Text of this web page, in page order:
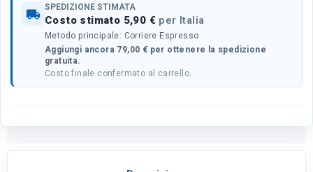
local_shipping SPEDIZIONE STIMATA
Costo stimato 5,90 € per Italia
Metodo principale: Corriere Espresso
Aggiungi ancora 79,00 € per ottenere la spedizione
gratuita.
Costo finale confermato al carrello.